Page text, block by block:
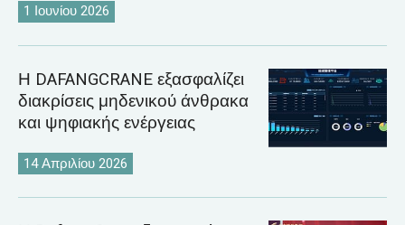
1 Ιουνίου 2026
Η DAFANGCRANE εξασφαλίζει
διακρίσεις μηδενικού άνθρακα
και ψηφιακής ενέργειας
14 Απριλίου 2026